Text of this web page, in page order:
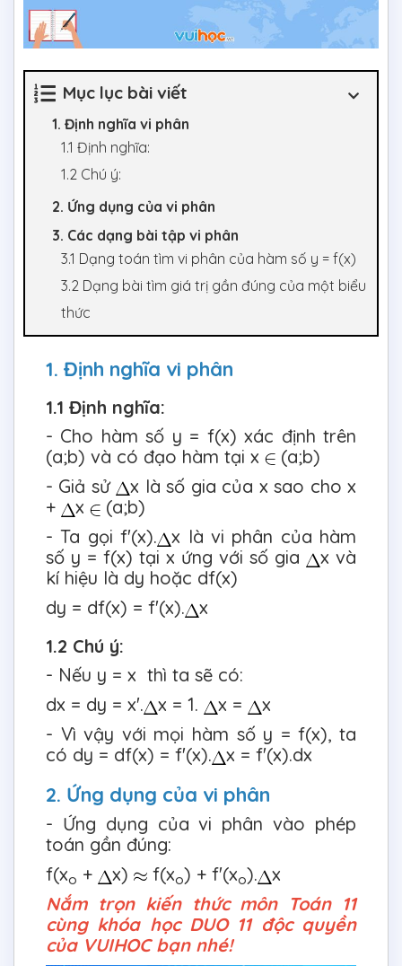
Mục lục bài viết
1. Định nghĩa vi phân
1.1 Định nghĩa:
1.2 Chú ý:
2. Ứng dụng của vi phân
3. Các dạng bài tập vi phân
3.1 Dạng toán tìm vi phân của hàm số y = f(x)
3.2 Dạng bài tìm giá trị gần đúng của một biểu
thức
1. Định nghĩa vi phân
1.1 Định nghĩa:
- Cho hàm số y = f(x) xác định trên
(a;b) và có đạo hàm tại x
(a;b)
- Giả sử
x là số gia của x sao cho x
+
x
(a;b)
- Ta gọi f'(x).
x là vi phân của hàm
số y = f(x) tại x ứng với số gia
x và
kí hiệu là dy hoặc df(x)
dy = df(x) = f'(x).
x
1.2 Chú ý:
- Nếu y = x thì ta sẽ có:
dx = dy = x'.
x = 1. x =
x
- Vì vậy với mọi hàm số y = f(x), ta
có dy = df(x) = f'(x).
x = f'(x).dx
2. Ứng dụng của vi phân
- Ứng dụng của vi phân vào phép
toán gần đúng:
f(xo + x) f(xo) + f'(xo).
x
Nắm trọn kiến thức môn Toán 11
cùng khóa học DUO 11 độc quyền
của VUIHOC bạn nhé!